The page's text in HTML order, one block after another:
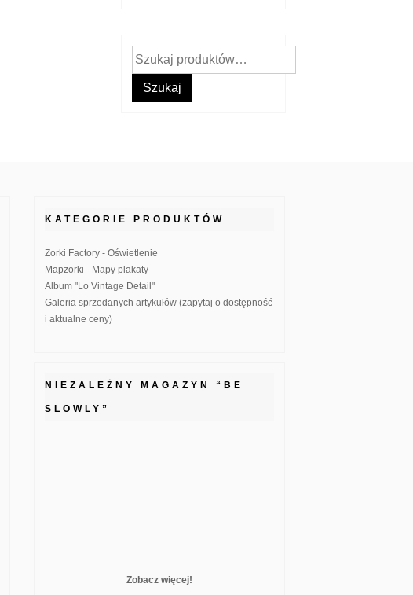
Szukaj:
Szukaj
KATEGORIE PRODUKTÓW
Zorki Factory - Oświetlenie
Mapzorki - Mapy plakaty
Album "Lo Vintage Detail"
Galeria sprzedanych artykułów (zapytaj o dostępność
i aktualne ceny)
NIEZALEŻNY MAGAZYN “BE
SLOWLY”
Zobacz więcej!